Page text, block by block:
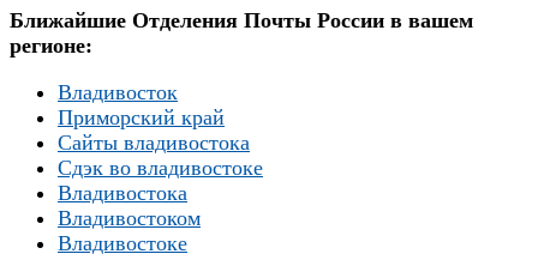
Ближайшие Отделения Почты России в вашем
регионе:
Владивосток
Приморский край
Сайты владивостока
Сдэк во владивостоке
Владивостока
Владивостоком
Владивостоке